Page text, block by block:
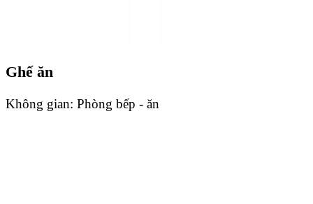
Ghế ăn
Không gian: Phòng bếp - ăn